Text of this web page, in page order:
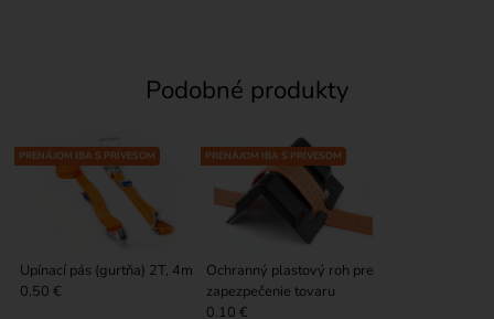
Podobné produkty
Upínací pás (gurtňa) 2T, 4m
PRENÁJOM IBA S PRÍVESOM
0.50 €
Ochranný plastový roh pre
zapezpečenie tovaru
PRENÁJOM IBA S PRÍVESOM
0.10 €